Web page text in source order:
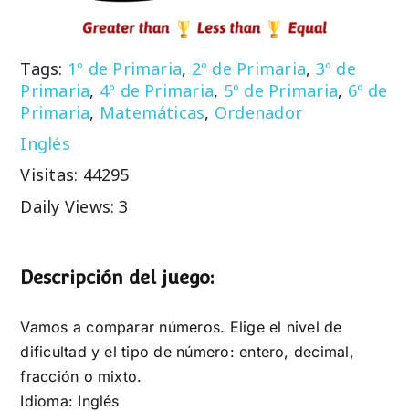
Tags: 1º de Primaria, 2º de Primaria, 3º de
Primaria, 4º de Primaria, 5º de Primaria, 6º de
Primaria, Matemáticas, Ordenador
Inglés
Visitas: 44295
Daily Views: 3
Descripción del juego:
Vamos a comparar números. Elige el nivel de
dificultad y el tipo de número: entero, decimal,
fracción o mixto.
Idioma: Inglés